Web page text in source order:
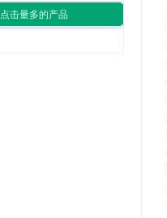
点击量多的产品